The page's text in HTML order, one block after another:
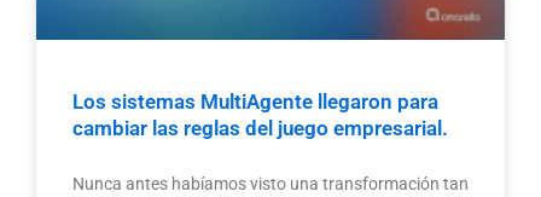
Los sistemas MultiAgente llegaron para
cambiar las reglas del juego empresarial.
Nunca antes habíamos visto una transformación tan